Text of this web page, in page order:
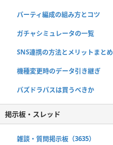
パーティ編成の組み方とコツ
ガチャシミュレータの一覧
SNS連携の方法とメリットまとめ
機種変更時のデータ引き継ぎ
パズドラパスは買うべきか
掲示板・スレッド
雑談・質問掲示板（3635）